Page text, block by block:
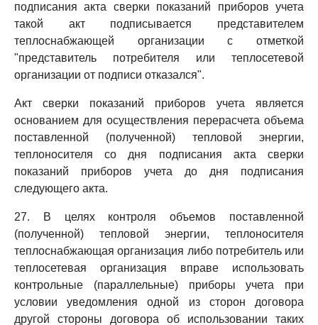
подписания акта сверки показаний приборов учета
такой акт подписывается представителем
теплоснабжающей организации с отметкой
"представитель потребителя или теплосетевой
организации от подписи отказался".
Акт сверки показаний приборов учета является
основанием для осуществления перерасчета объема
поставленной (полученной) тепловой энергии,
теплоносителя со дня подписания акта сверки
показаний приборов учета до дня подписания
следующего акта.
27. В целях контроля объемов поставленной
(полученной) тепловой энергии, теплоносителя
теплоснабжающая организация либо потребитель или
теплосетевая организация вправе использовать
контрольные (параллельные) приборы учета при
условии уведомления одной из сторон договора
другой стороны договора об использовании таких